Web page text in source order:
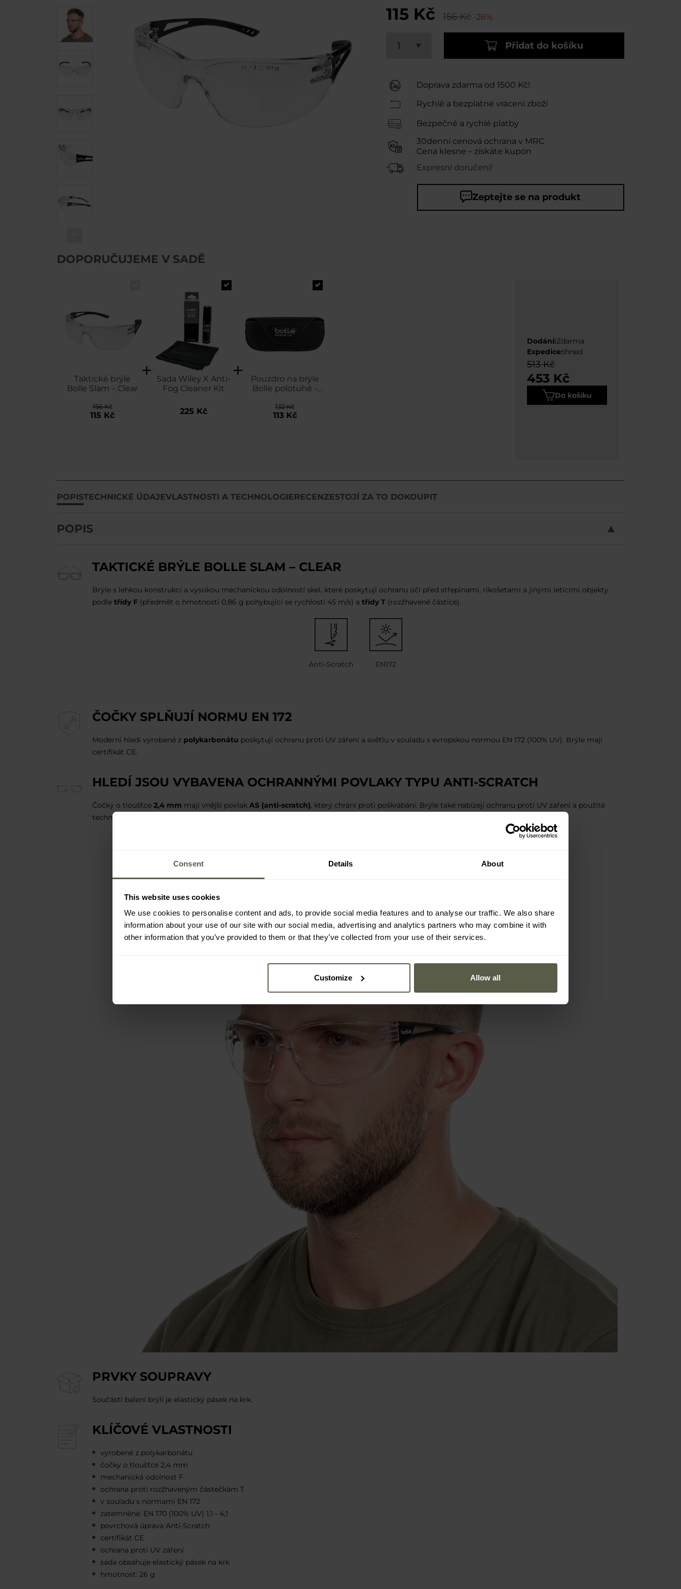
Consent Details About
This website uses cookies
We use cookies to personalise content and ads, to provide social media features and to analyse our traffic. We also share
information about your use of our site with our social media, advertising and analytics partners who may combine it with
other information that you’ve provided to them or that they’ve collected from your use of their services.
Customize Allow all
115 Kč 156 Kč -26%
1 Přidat do košíku
Doprava zdarma od 1500 Kč!
Rychlé a bezplatné vrácení zboží
Bezpečné a rychlé platby
30denní cenová ochrana v MRC
Cena klesne – získáte kupón
Expresní doručení!
Zeptejte se na produkt
DOPORUČUJEME V SADĚ
Taktické brýle
Bolle Slam – Clear
115 Kč
156 Kč
Sada Wiley X Anti-
Fog Cleaner Kit
225 Kč
Pouzdro na brýle
Bolle polotuhé -
113 Kč
132 Kč
Dodání:Zdarma
Expedice:Ihned
513 Kč
453 Kč
Do košíku
POPISTECHNICKÉ ÚDAJEVLASTNOSTI A TECHNOLOGIERECENZESTOJÍ ZA TO DOKOUPIT
POPIS
TAKTICKÉ BRÝLE BOLLE SLAM – CLEAR
Brýle s lehkou konstrukcí a vysokou mechanickou odolností skel, které poskytují ochranu očí před střepinami, rikošetami a jinými letícími objekty
podle třídy F (předmět o hmotnosti 0,86 g pohybující se rychlostí 45 m/s) a třídy T (rozžhavené částice).
Anti-Scratch EN172
ČOČKY SPLŇUJÍ NORMU EN 172
Moderní hledí vyrobené z polykarbonátu poskytují ochranu proti UV záření a světlu v souladu s evropskou normou EN 172 (100% UV). Brýle mají
certifikát CE.
HLEDÍ JSOU VYBAVENA OCHRANNÝMI POVLAKY TYPU ANTI-SCRATCH
Čočky o tloušťce 2,4 mm mají vnější povlak AS (anti-scratch), který chrání proti poškrábání. Brýle také nabízejí ochranu proti UV záření a použité
technologie a materiály zaručují pohodlí při nošení po dlouhou dobu.
PRVKY SOUPRAVY
Součástí balení brýlí je elastický pásek na krk.
KLÍČOVÉ VLASTNOSTI
vyrobené z polykarbonátu
čočky o tloušťce 2,4 mm
mechanická odolnost F
ochrana proti rozžhaveným částečkám T
v souladu s normami EN 172
zatemněné: EN 170 (100% UV) 1,1 - 4,1
povrchová úprava Anti-Scratch
certifikát CE
ochrana proti UV záření
sada obsahuje elastický pásek na krk
hmotnost: 26 g